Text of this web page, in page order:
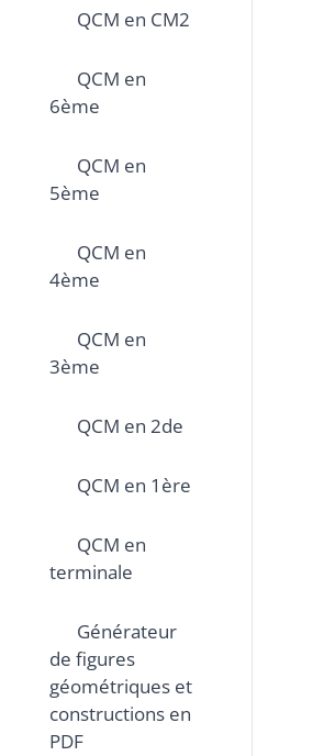
QCM en CM2
QCM en
6ème
QCM en
5ème
QCM en
4ème
QCM en
3ème
QCM en 2de
QCM en 1ère
QCM en
terminale
Générateur
de figures
géométriques et
constructions en
PDF